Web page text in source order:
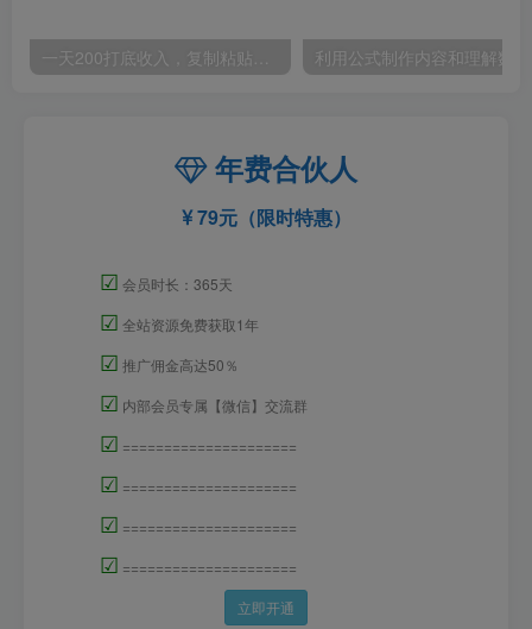
年费合伙人
79元（限时特惠）
☑ 会员时长：365天
☑ 全站资源免费获取1年
☑ 推广佣金高达50％
☑ 内部会员专属【微信】交流群
☑ =====================
☑ =====================
☑ =====================
☑ =====================
立即开通